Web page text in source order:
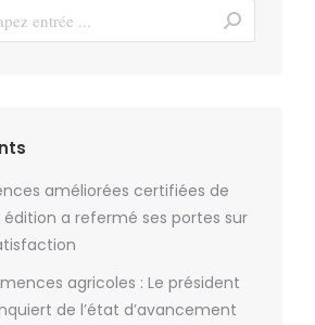
améliorées certifiées de
édition a refermé ses portes sur
agricoles : Le président
de l’état d’avancement